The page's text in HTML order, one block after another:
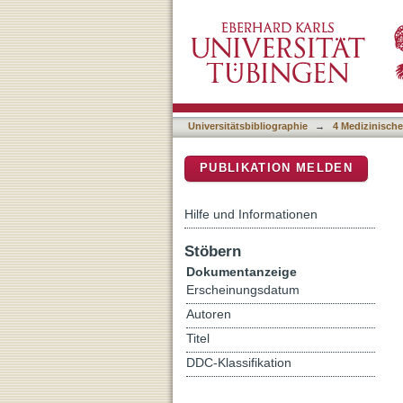
Anatomic-Functional
Rheumatoid Arthritis
and Serologic Data
Universitätsbibliographie → 4
PUBLIKATION MELDEN
Hilfe und Informationen
Stöbern
Dokumentanzeige
Erscheinungsdatum
Autoren
Titel
DDC-Klassifikation